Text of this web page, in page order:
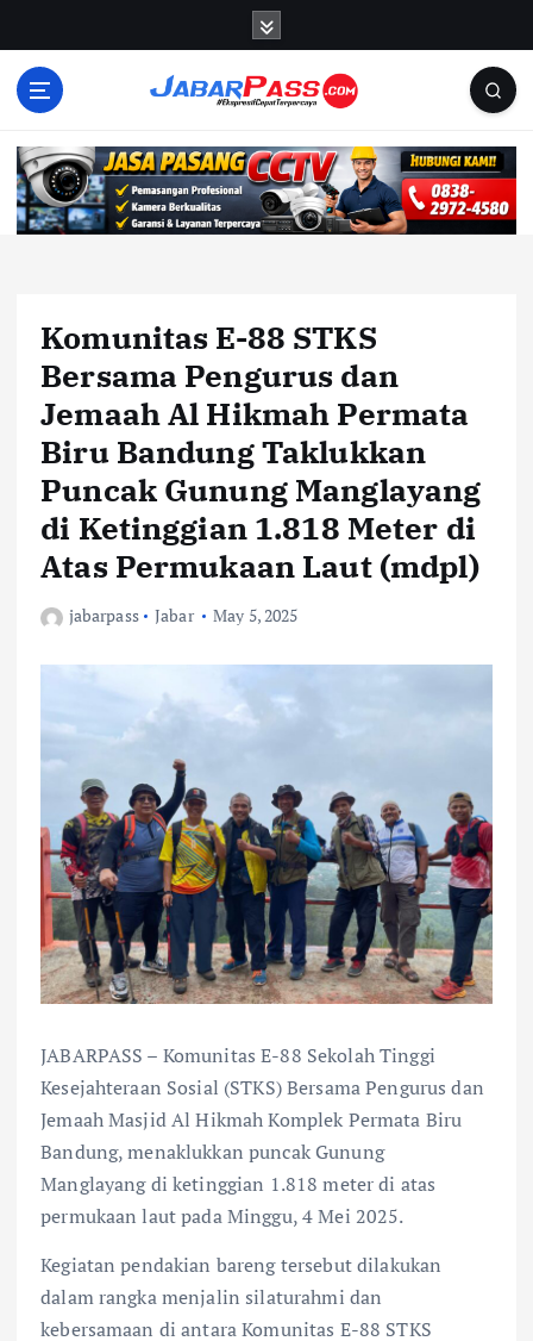
Komunitas E-88 STKS
Bersama Pengurus dan
Jemaah Al Hikmah Permata
Biru Bandung Taklukkan
Puncak Gunung Manglayang
di Ketinggian 1.818 Meter di
Atas Permukaan Laut (mdpl)
jabarpass Jabar May 5, 2025
JABARPASS – Komunitas E-88 Sekolah Tinggi
Kesejahteraan Sosial (STKS) Bersama Pengurus dan
Jemaah Masjid Al Hikmah Komplek Permata Biru
Bandung, menaklukkan puncak Gunung
Manglayang di ketinggian 1.818 meter di atas
permukaan laut pada Minggu, 4 Mei 2025.
Kegiatan pendakian bareng tersebut dilakukan
dalam rangka menjalin silaturahmi dan
kebersamaan di antara Komunitas E-88 STKS